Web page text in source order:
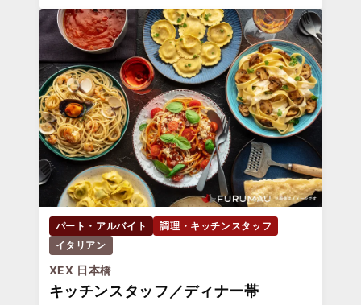
パート・アルバイト
調理・キッチンスタッフ
イタリアン
XEX 日本橋
キッチンスタッフ／ディナー帯